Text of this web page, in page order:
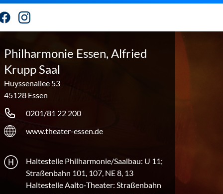
Philharmonie Essen, Alfried
Krupp Saal
Huyssenallee 53
45128 Essen
0201/81 22 200
www.theater-essen.de
Haltestelle Philharmonie/Saalbau: U 11;
Straßenbahn 101, 107, NE 8, 13
Haltestelle Aalto-Theater: Straßenbahn